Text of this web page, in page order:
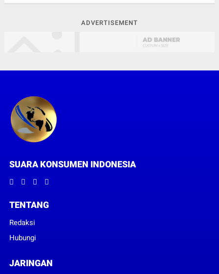
ADVERTISEMENT
SUARA KONSUMEN INDONESIA
TENTANG
Redaksi
Hubungi
JARINGAN